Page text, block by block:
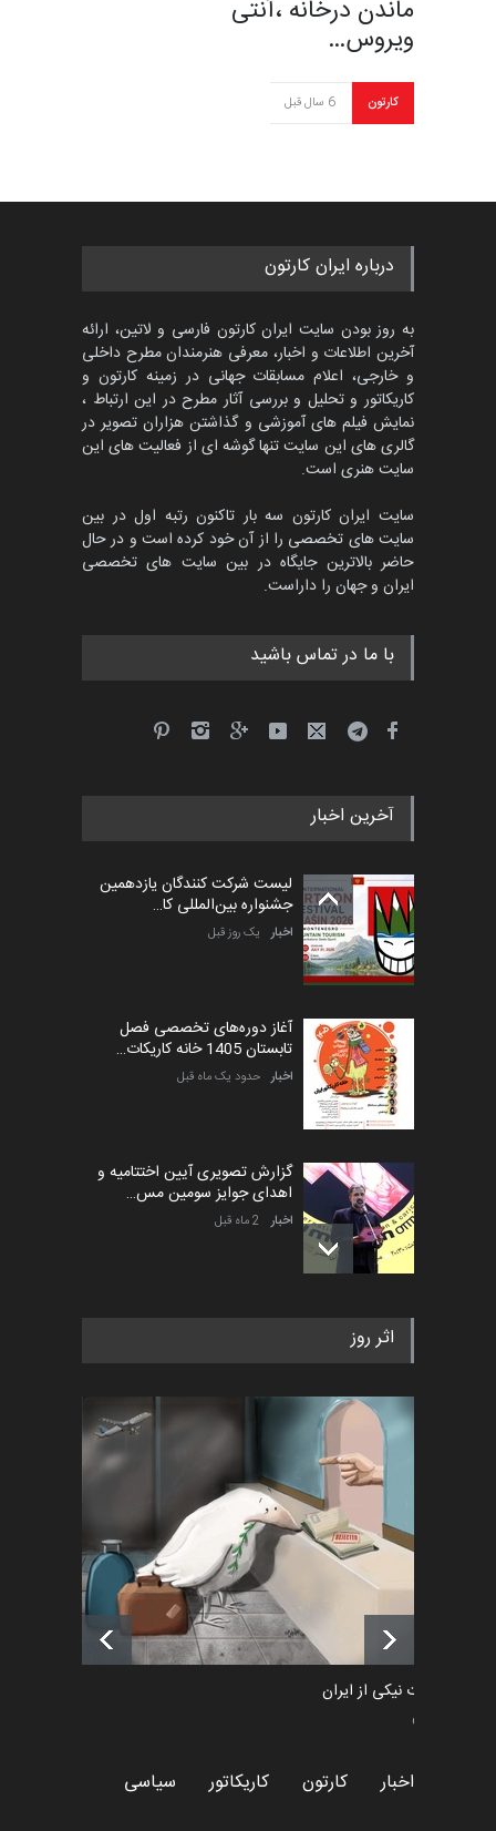
ماندن درخانه ،آنتی
ویروس…
کارتون 6 سال قبل
درباره ایران کارتون
به روز بودن سایت ایران کارتون فارسی و لاتین، ارائه
آخرین اطلاعات و اخبار، معرفی هنرمندان مطرح داخلی
و خارجی، اعلام مسابقات جهانی در زمینه کارتون و
کاریکاتور و تحلیل و بررسی آثار مطرح در این ارتباط ،
نمایش فیلم های آموزشی و گذاشتن هزاران تصویر در
گالری های این سایت تنها گوشه ای از فعالیت های این
سایت هنری است.
سایت ایران کارتون سه بار تاکنون رتبه اول در بین
سایت های تخصصی را از آن خود کرده است و در حال
حاضر بالاترین جایگاه در بین سایت های تخصصی
ایران و جهان را داراست.
با ما در تماس باشید
آخرین اخبار
لیست شرکت کنندگان یازدهمین
جشنواره بین‌المللی کا…
اخبار یک روز قبل
آغاز دوره‌های تخصصی فصل
تابستان 1405 خانه کاریکات…
اخبار حدود یک ماه قبل
گزارش تصویری آیین اختتامیه و
اهدای جوایز سومین مس…
اخبار 2 ماه قبل
به یاد اردوغان باشول (۱۹۳۶–
اخبار 2 ماه قبل
رویداد کارگاهی کارتون و پوستر
«ایران سربلند» به ا…
اخبار 6 ماه قبل
فراخوان رویداد کارگاهی کارتون و
پوستر "ایران سربل…
اخبار 6 ماه قبل
اثر روز
طراوت نیکی از ایران
سیاسی
اخبار کارتون کاریکاتور سیاسی